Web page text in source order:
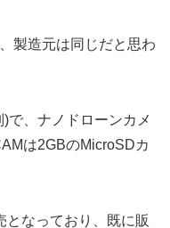
製造元は同じだと思わ
で、ナノドローンカメ
は2GBのMicroSDカ
となっており、既に販